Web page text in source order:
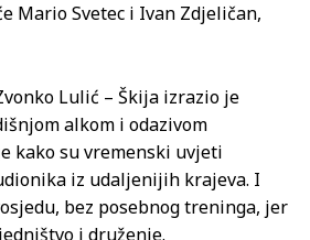
Mario Svetec i Ivan Zdjeličan,
Lulić – Škija izrazio je
alkom i odazivom
kako su vremenski uvjeti
iz udaljenijih krajeva. I
bez posebnog treninga, jer
i druženje.